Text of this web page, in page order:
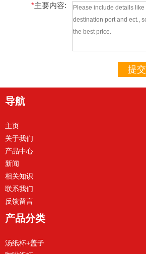
*主要内容:
提交
导航
主页
关于我们
产品中心
新闻
相关知识
联系我们
反馈留言
产品分类
汤纸杯+盖子